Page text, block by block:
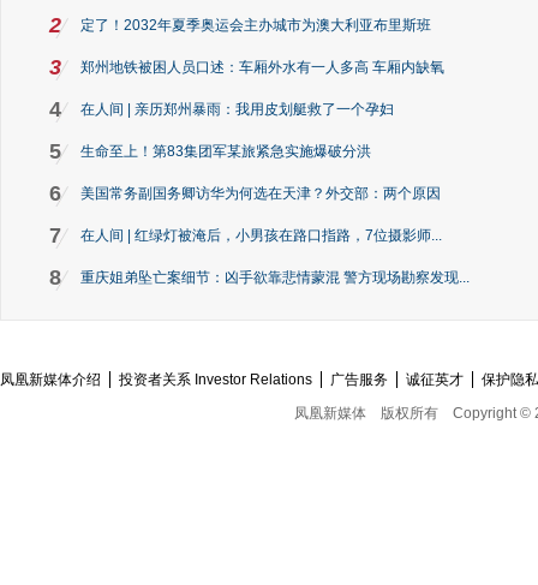
2 定了！2032年夏季奥运会主办城市为澳大利亚布里斯班
3 郑州地铁被困人员口述：车厢外水有一人多高 车厢内缺氧
4 在人间 | 亲历郑州暴雨：我用皮划艇救了一个孕妇
5 生命至上！第83集团军某旅紧急实施爆破分洪
6 美国常务副国务卿访华为何选在天津？外交部：两个原因
7 在人间 | 红绿灯被淹后，小男孩在路口指路，7位摄影师...
8 重庆姐弟坠亡案细节：凶手欲靠悲情蒙混 警方现场勘察发现...
凤凰新媒体介绍 投资者关系 Investor Relations 广告服务 诚征英才
保护隐
凤凰新媒体
版权所有 Copyright ©